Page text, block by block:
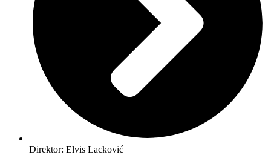
Direktor: Elvis Lacković